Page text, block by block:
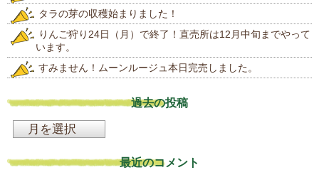
タラの芽の収穫始まりました！
りんご狩り24日（月）で終了！直売所は12月中旬までやって
います。
すみません！ムーンルージュ本日完売しました。
過去の投稿
最近のコメント